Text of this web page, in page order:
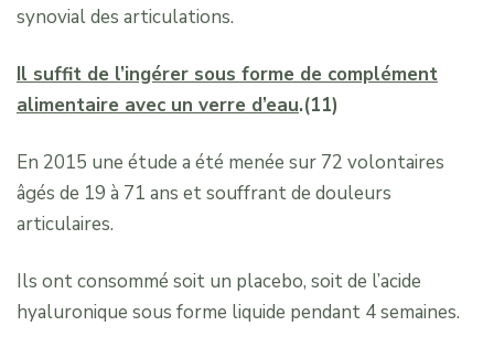
synovial des articulations.
Il suffit de l’ingérer sous forme de complément
alimentaire avec un verre d’eau.(11)
En 2015 une étude a été menée sur 72 volontaires
âgés de 19 à 71 ans et souffrant de douleurs
articulaires.
Ils ont consommé soit un placebo, soit de l’acide
hyaluronique sous forme liquide pendant 4 semaines.